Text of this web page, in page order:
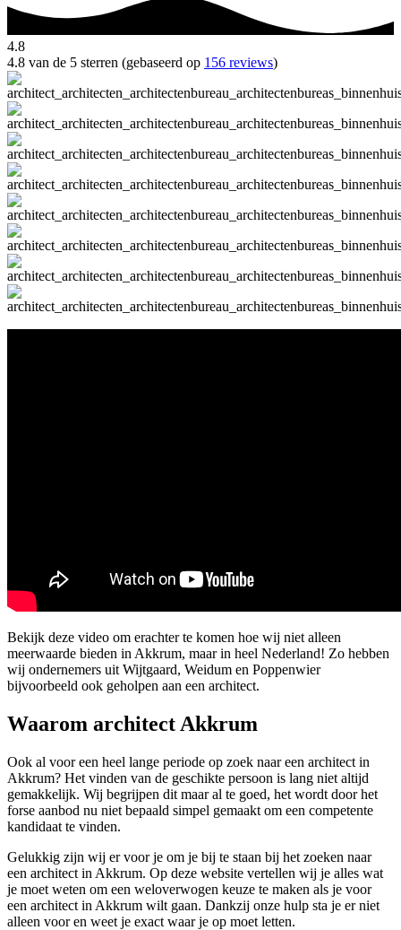
4.8
4.8 van de 5 sterren (gebaseerd op 156 reviews)
Bekijk deze video om erachter te komen hoe wij niet alleen
meerwaarde bieden in Akkrum, maar in heel Nederland! Zo hebben
wij ondernemers uit Wijtgaard, Weidum en Poppenwier
bijvoorbeeld ook geholpen aan een architect.
Waarom architect Akkrum
Ook al voor een heel lange periode op zoek naar een architect in
Akkrum? Het vinden van de geschikte persoon is lang niet altijd
gemakkelijk. Wij begrijpen dit maar al te goed, het wordt door het
forse aanbod nu niet bepaald simpel gemaakt om een competente
kandidaat te vinden.
Gelukkig zijn wij er voor je om je bij te staan bij het zoeken naar
een architect in Akkrum. Op deze website vertellen wij je alles wat
je moet weten om een weloverwogen keuze te maken als je voor
een architect in Akkrum wilt gaan. Dankzij onze hulp sta je er niet
alleen voor en weet je exact waar je op moet letten.